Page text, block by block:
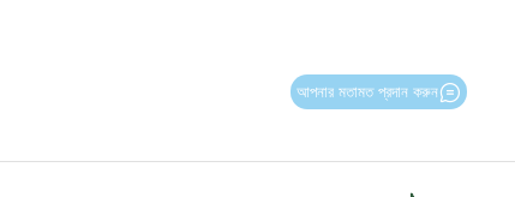
আপনার মতামত প্রদান করুন